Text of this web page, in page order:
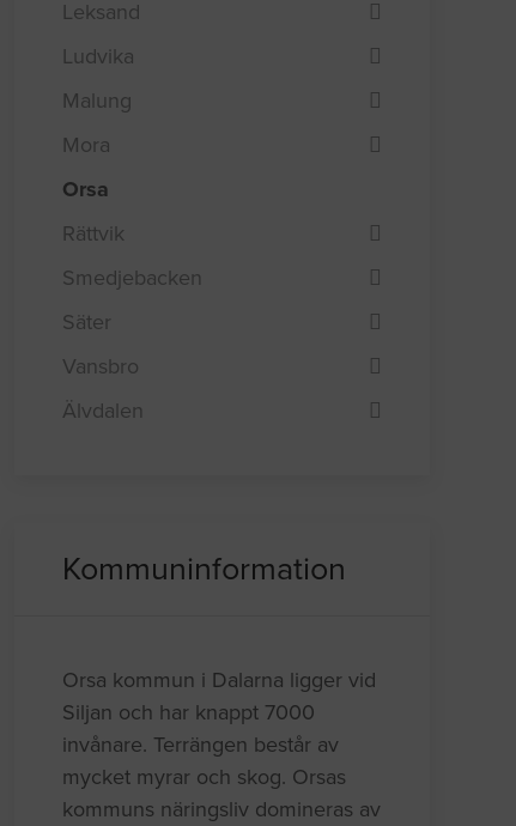
Leksand
Ludvika
Malung
Mora
Orsa
Rättvik
Smedjebacken
Säter
Vansbro
Älvdalen
Kommuninformation
Orsa kommun i Dalarna ligger vid
Siljan och har knappt 7000
invånare. Terrängen består av
mycket myrar och skog. Orsas
kommuns näringsliv domineras av